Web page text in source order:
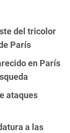
del tricolor
París
en París
ataques
a las